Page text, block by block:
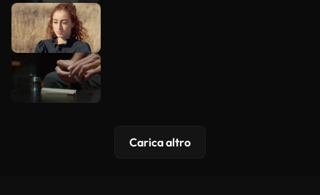
Carica altro